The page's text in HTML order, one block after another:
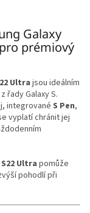
Galaxy
prémiový
Ultra jsou ideálním
řady Galaxy S.
integrované S Pen,
vyplatí chránit jej
Ultra pomůže
pohodlí při